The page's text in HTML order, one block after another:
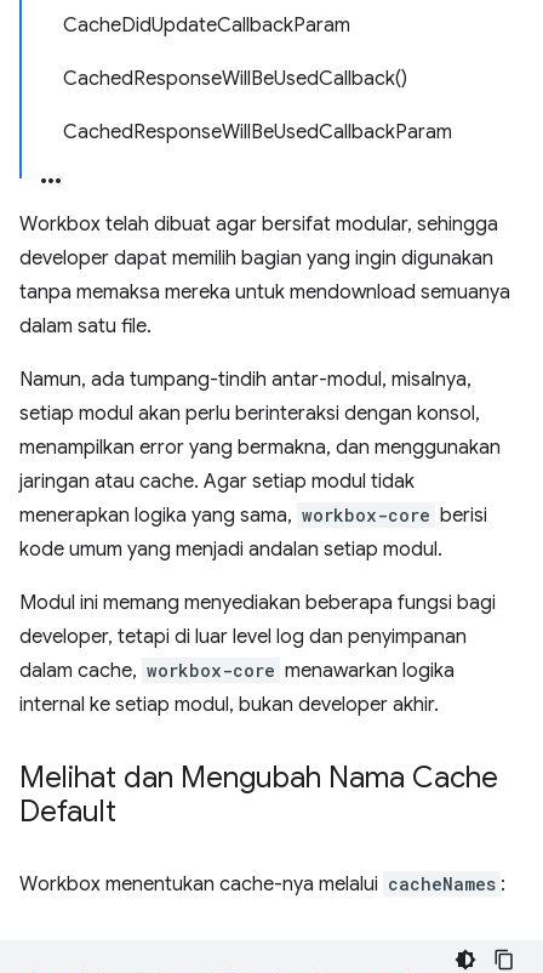
CacheDidUpdateCallbackParam
CachedResponseWillBeUsedCallback()
CachedResponseWillBeUsedCallbackParam
Workbox telah dibuat agar bersifat modular, sehingga
developer dapat memilih bagian yang ingin digunakan
tanpa memaksa mereka untuk mendownload semuanya
dalam satu file.
Namun, ada tumpang-tindih antar-modul, misalnya,
setiap modul akan perlu berinteraksi dengan konsol,
menampilkan error yang bermakna, dan menggunakan
jaringan atau cache. Agar setiap modul tidak
menerapkan logika yang sama, workbox-core berisi
kode umum yang menjadi andalan setiap modul.
Modul ini memang menyediakan beberapa fungsi bagi
developer, tetapi di luar level log dan penyimpanan
dalam cache, workbox-core menawarkan logika
internal ke setiap modul, bukan developer akhir.
Melihat dan Mengubah Nama Cache
Default
Workbox menentukan cache-nya melalui cacheNames :